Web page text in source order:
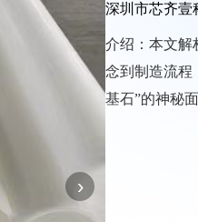
›
深圳市芯齐壹
介绍： 本文解
念到制造流程
基石”的神秘面